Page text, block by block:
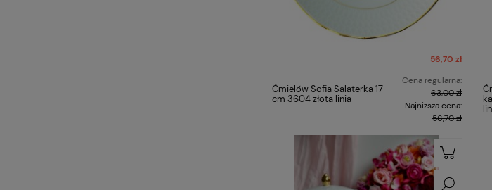
Ćmielów Sofia Salaterka 17
cm 3604 złota linia
56,70 zł
Cena regularna:
63,00 zł
Najniższa cena:
56,70 zł